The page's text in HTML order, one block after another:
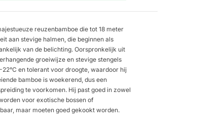
reuzenbamboe die tot 18 meter
aan stevige halmen, die beginnen als
van de belichting. Oorspronkelijk uit
groeiwijze en stevige stengels
en tolerant voor droogte, waardoor hij
bamboe is woekerend, dus een
te voorkomen. Hij past goed in zowel
voor exotische bossen of
maar moeten goed gekookt worden.